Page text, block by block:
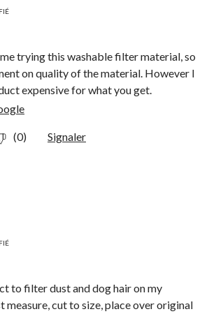
trying this washable filter material, so
on quality of the material. However I
expensive for what you get.
(0) Signaler
to filter dust and dog hair on my
measure, cut to size, place over original